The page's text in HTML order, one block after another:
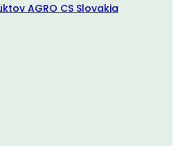
AGRO CS Slovakia